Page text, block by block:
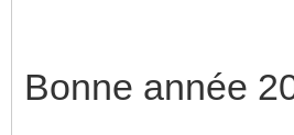
Bonne année